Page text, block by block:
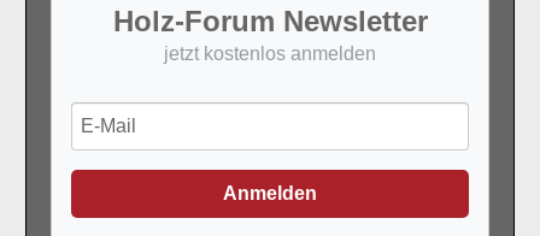
Holz-Forum Newsletter
jetzt kostenlos anmelden
Anmelden